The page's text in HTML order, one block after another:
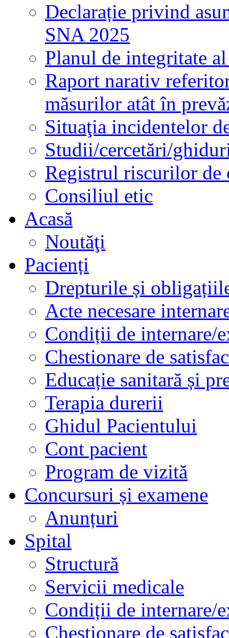
Declarație privind
SNA 2025
Planul de integritate
Raport narativ
măsurilor atât în
Situaţia incidentelor
Studii/cercetări/
Registrul riscurilor de
Consiliul etic
Acasă
Noutăţi
Pacienți
Drepturile și
Acte necesare
Condiții de internare/
Chestionare de
Educație sanitară și
Terapia durerii
Ghidul Pacientului
Cont pacient
Program de vizită
Concursuri și examene
Anunțuri
Spital
Structură
Servicii medicale
Condiții de internare/
Chestionare de